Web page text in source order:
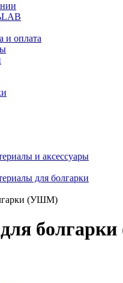
и оплата
и аксессуары
для болгарки
(УШМ)